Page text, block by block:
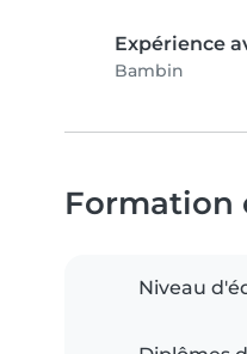
Expérience
Bambin
Formation
Niveau